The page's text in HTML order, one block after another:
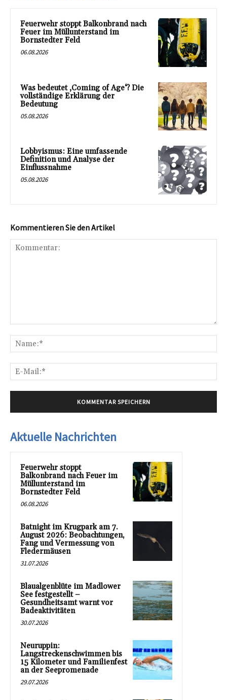
Feuerwehr stoppt Balkonbrand nach
Feuer im Müllunterstand im
Bornstedter Feld
06.08.2026
Was bedeutet ‚Coming of Age‘? Die
vollständige Erklärung der
Bedeutung
05.08.2026
Lobbyismus: Eine umfassende
Definition und Analyse der
Einflussnahme
05.08.2026
Kommentieren Sie den Artikel
Aktuelle Nachrichten
Feuerwehr stoppt
Balkonbrand nach Feuer im
Müllunterstand im
Bornstedter Feld
06.08.2026
Batnight im Krugpark am 7.
August 2026: Beobachtungen,
Fang und Vermessung von
Fledermäusen
31.07.2026
Blaualgenblüte im Madlower
See festgestellt –
Gesundheitsamt warnt vor
Badeaktivitäten
30.07.2026
Neuruppin:
Langstreckenschwimmen bis
15 Kilometer und Familienfest
an der Seepromenade
29.07.2026